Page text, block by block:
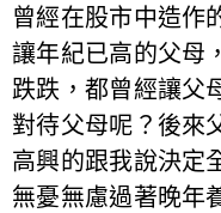
曾經在股市中造作
讓年紀已高的父母
跌跌，都曾經讓父
對待父母呢？後來
高興的跟我說決定
無憂無慮過著晚年